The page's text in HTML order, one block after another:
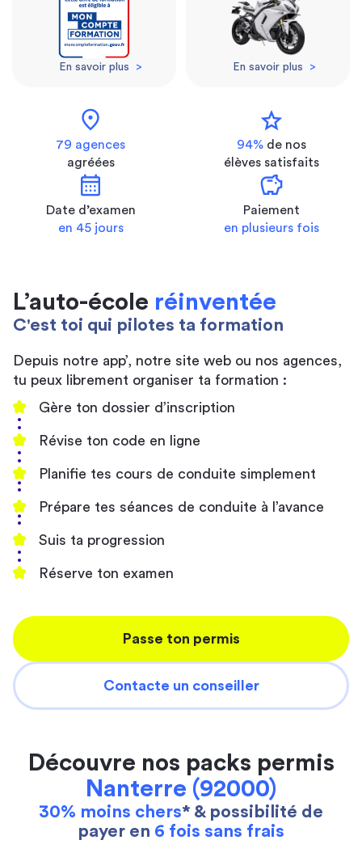
En savoir plus > En savoir plus >
location_on
79 agences
agréées
star
94% de nos
élèves satisfaits
calendar_month
Date d’examen
en 45 jours
savings
Paiement
en plusieurs fois
L’auto-école réinventée
C'est toi qui pilotes ta formation
Depuis notre app’, notre site web ou nos agences,
tu peux librement organiser ta formation :
Gère ton dossier d’inscription
Révise ton code en ligne
Planifie tes cours de conduite simplement
Prépare tes séances de conduite à l’avance
Suis ta progression
Réserve ton examen
Passe ton permis
Contacte un conseiller
Découvre nos packs permis
Nanterre (92000)
30% moins chers* & possibilité de
payer en 6 fois sans frais